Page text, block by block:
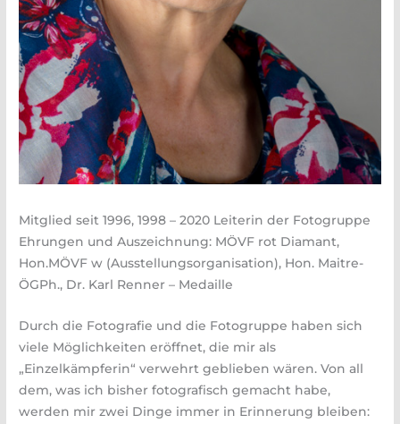
Mitglied seit 1996, 1998 – 2020 Leiterin der Fotogruppe
Ehrungen und Auszeichnung: MÖVF rot Diamant,
Hon.MÖVF w (Ausstellungsorganisation), Hon. Maitre-
ÖGPh., Dr. Karl Renner – Medaille
Durch die Fotografie und die Fotogruppe haben sich
viele Möglichkeiten eröffnet, die mir als
„Einzelkämpferin“ verwehrt geblieben wären. Von all
dem, was ich bisher fotografisch gemacht habe,
werden mir zwei Dinge immer in Erinnerung bleiben: